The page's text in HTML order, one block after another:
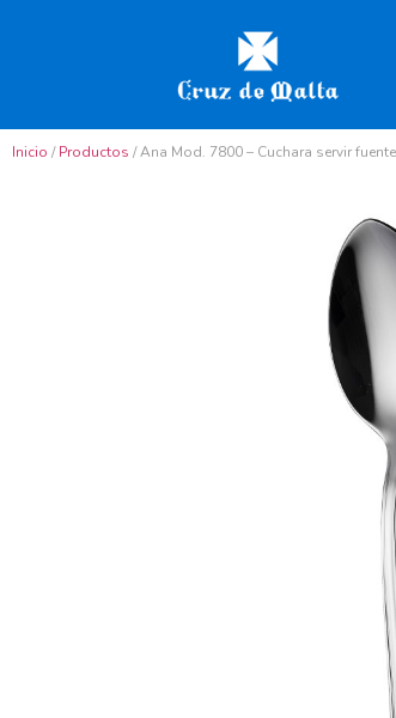
Inicio /Productos / Ana Mod. 7800 – Cuchara servir